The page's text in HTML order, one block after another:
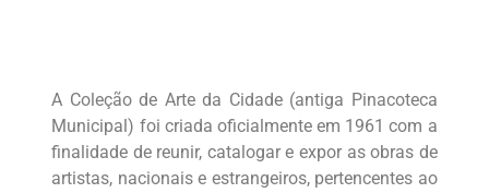
A Coleção de Arte da Cidade (antiga Pinacoteca
Municipal) foi criada oficialmente em 1961 com a
finalidade de reunir, catalogar e expor as obras de
artistas, nacionais e estrangeiros, pertencentes ao